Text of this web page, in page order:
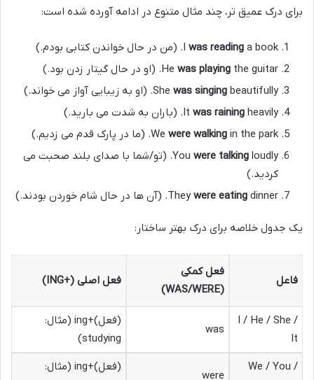
برای درک عمیق تر، چند مثال متنوع در ادامه آورده شده است:
I was reading a book. (من در حال خواندن کتابی بودم.)
He was playing the guitar. (او در حال گیتار زدن بود.)
She was singing beautifully. (او به زیبایی آواز می خواند.)
It was raining heavily. (باران به شدت می بارید.)
We were walking in the park. (ما در پارک قدم می زدیم.)
You were talking
loudly. (تو/شما با صدای بلند صحبت می
کردید.)
Theywere eating dinner. (آن ها در حال شام خوردن بودند.)
یک جدول خلاصه برای درک بهتر ساختار:
فاعل
فعل کمکی
(WAS/WERE)
فعل اصلی (+ING)
I / He / She /
It
was
(فعل)+ing (مثال:
studying)
We / You /
were
(فعل)+ing (مثال: